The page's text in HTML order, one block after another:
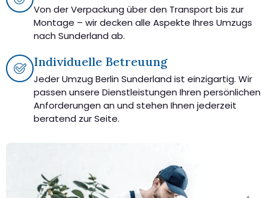
Von der Verpackung über den Transport bis zur
Montage – wir decken alle Aspekte Ihres Umzugs
nach Sunderland ab.
Individuelle Betreuung
Jeder Umzug Berlin Sunderland ist einzigartig. Wir
passen unsere Dienstleistungen Ihren persönlichen
Anforderungen an und stehen Ihnen jederzeit
beratend zur Seite.